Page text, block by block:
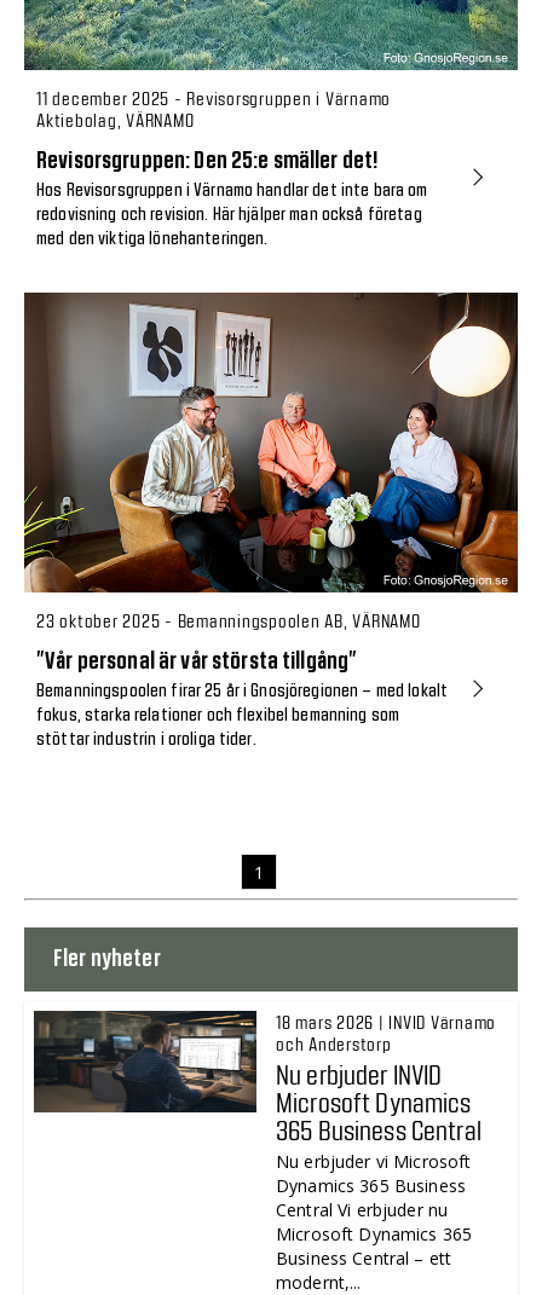
11 december 2025 - Revisorsgruppen i Värnamo
Aktiebolag, VÄRNAMO
Revisorsgruppen: Den 25:e smäller det!
Hos Revisorsgruppen i Värnamo handlar det inte bara om
redovisning och revision. Här hjälper man också företag
med den viktiga lönehanteringen.
23 oktober 2025 - Bemanningspoolen AB, VÄRNAMO
”Vår personal är vår största tillgång”
Bemanningspoolen firar 25 år i Gnosjöregionen – med lokalt
fokus, starka relationer och flexibel bemanning som
stöttar industrin i oroliga tider.
1
Fler nyheter
18 mars 2026 | INVID Värnamo
och Anderstorp
Nu erbjuder INVID
Microsoft Dynamics
365 Business Central
Nu erbjuder vi Microsoft
Dynamics 365 Business
Central Vi erbjuder nu
Microsoft Dynamics 365
Business Central – ett
modernt,...